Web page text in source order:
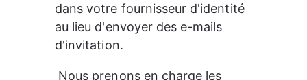
dans votre fournisseur d'identité
au lieu d'envoyer des e-mails
d'invitation.